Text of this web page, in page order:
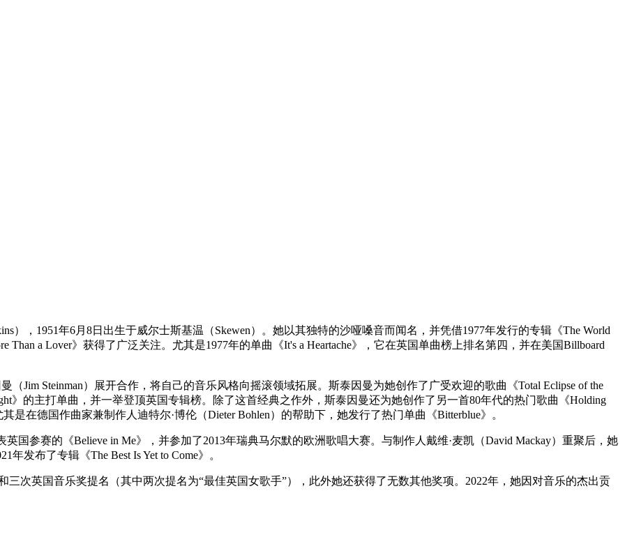
），1951年6月8日出生于威尔士斯基温（Skewen）。她以其独特的沙哑嗓音而闻名，并凭借1977年发行的专辑《The World
Than a Lover》获得了广泛关注。尤其是1977年的单曲《It's a Heartache》，它在英国单曲榜上排名第四，并在美国Billboard
（Jim Steinman）展开合作，将自己的音乐风格向摇滚领域拓展。斯泰因曼为她创作了广受欢迎的歌曲《Total Eclipse of the
》的主打单曲，并一举登顶英国专辑榜。除了这首经典之作外，斯泰因曼还为她创作了另一首80年代的热门歌曲《Holding
是在德国作曲家兼制作人迪特尔·博伦（Dieter Bohlen）的帮助下，她发行了热门单曲《Bitterblue》。
国参赛的《Believe in Me》，并参加了2013年瑞典马尔默的欧洲歌唱大赛。与制作人戴维·麦凯（David Mackay）重聚后，她
年发布了专辑《The Best Is Yet to Come》。
次英国音乐奖提名（其中两次提名为“最佳英国女歌手”），此外她还获得了无数其他奖项。2022年，她因对音乐的杰出贡